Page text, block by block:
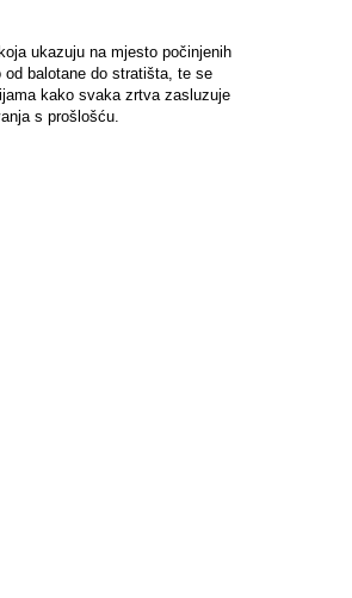
ukazuju na mjesto počinjenih
balotane do stratišta, te se
kako svaka zrtva zasluzuje
s prošlošću.